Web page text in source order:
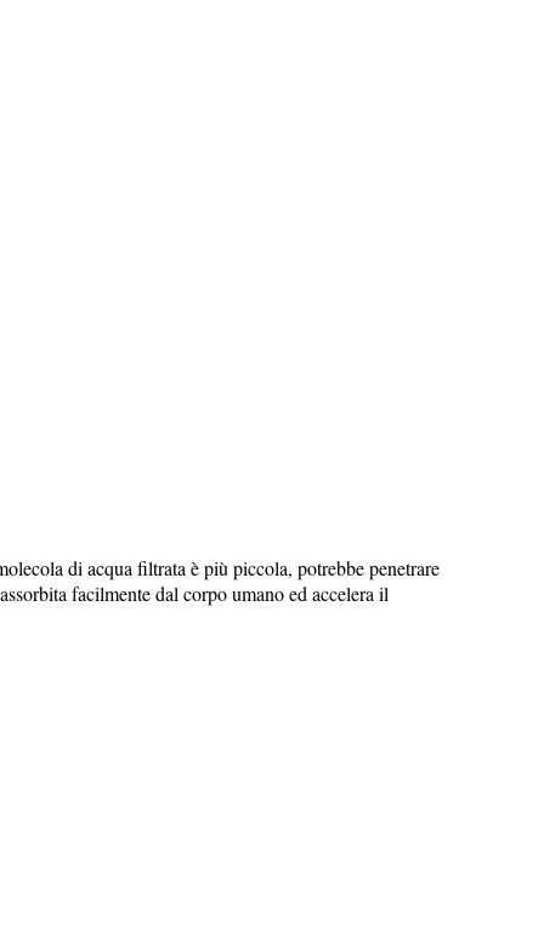
di acqua filtrata è più piccola, potrebbe penetrare
facilmente dal corpo umano ed accelera il